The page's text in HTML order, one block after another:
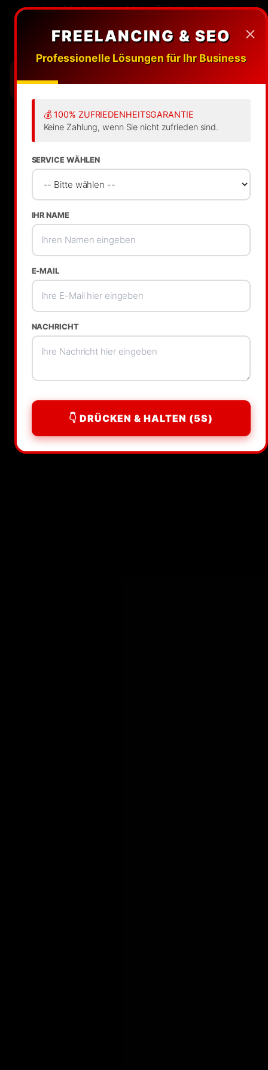
×
FREELANCING & SEO
Professionelle Lösungen für Ihr Business
💰 100% ZUFRIEDENHEITSGARANTIE
Keine Zahlung, wenn Sie nicht zufrieden sind.
SERVICE WÄHLEN
IHR NAME
E-MAIL
NACHRICHT
👇 DRÜCKEN & HALTEN (5S)
digitale Marktführer. Mehr Sichtbarkeit, mehr
UNSERE METHODE